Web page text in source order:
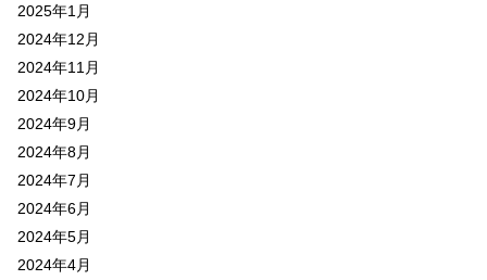
2025年1月
2024年12月
2024年11月
2024年10月
2024年9月
2024年8月
2024年7月
2024年6月
2024年5月
2024年4月